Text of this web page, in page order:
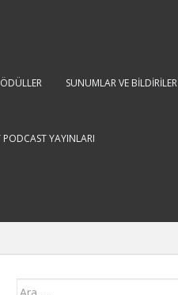
ÖDÜLLER SUNUMLAR VE BİLDİRİLER
YAYINLARI
Arama